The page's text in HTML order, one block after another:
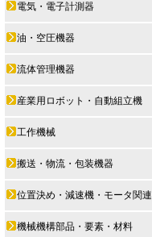
電気・電子計測器
油・空圧機器
流体管理機器
産業用ロボット・自動組立機
工作機械
搬送・物流・包装機器
位置決め・減速機・モータ関連
機械機構部品・要素・材料